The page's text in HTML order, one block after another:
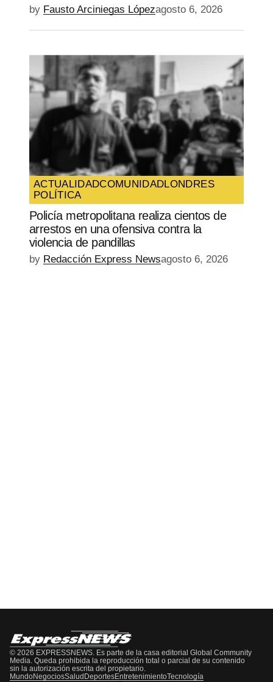
by Fausto Arciniegas Lópezagosto 6, 2026
ACTUALIDADCOMUNIDADLONDRES
POLÍTICA
Policía metropolitana realiza cientos de
arrestos en una ofensiva contra la
violencia de pandillas
by Redacción Express Newsagosto 6, 2026
© 2026 EXPRESSNEWS. Es parte de la casa editorial Global Community
Media. Queda prohibida la reproducción total o parcial de su contenido
sin la autorización escrita del propietario.
MundoNegociosSalud DeportesEntretenimientoTecnología